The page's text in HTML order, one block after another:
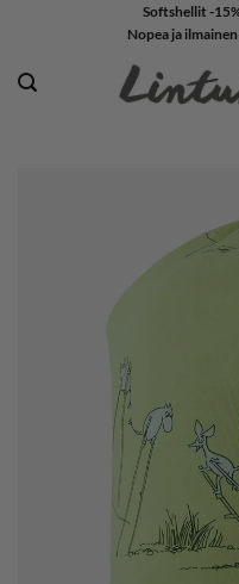
content
Softshellit -
Nopea ja